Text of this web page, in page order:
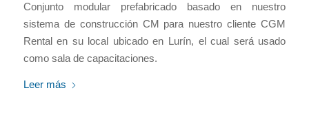
Conjunto modular prefabricado basado en nuestro
sistema de construcción CM para nuestro cliente CGM
Rental en su local ubicado en Lurín, el cual será usado
como sala de capacitaciones.
Leer más